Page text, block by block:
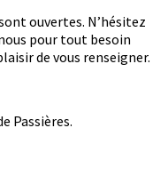
ouvertes. N’hésitez
pour tout besoin
de vous renseigner.
Passières.